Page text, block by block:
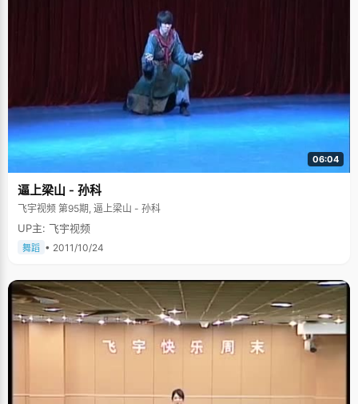
06:04
逼上梁山 - 孙科
飞宇视频 第95期, 逼上梁山 - 孙科
UP主: 飞宇视频
舞蹈 • 2011/10/24